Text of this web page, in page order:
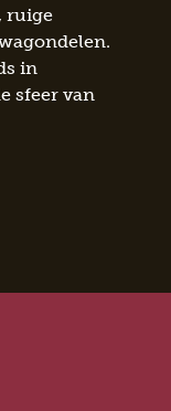
ruige
in
sfeer van